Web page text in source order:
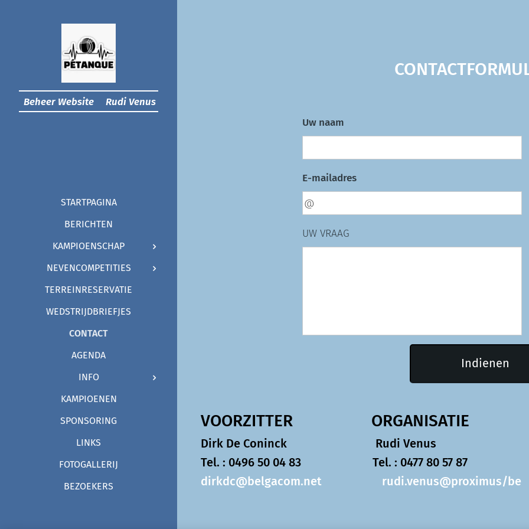
Beheer Website Rudi Venus
STARTPAGINA
BERICHTEN
KAMPIOENSCHAP
NEVENCOMPETITIES
TERREINRESERVATIE
WEDSTRIJDBRIEFJES
CONTACT
AGENDA
INFO
KAMPIOENEN
SPONSORING
LINKS
FOTOGALLERIJ
BEZOEKERS
Uw naam
E-mailadres
UW VRAAG
Indienen
VOORZITTER
Dirk De Coninck Rudi
Tel. : 0496 50 04 83
Tel. : 0477 80 57 87
dirkdc@belgacom.net
rudi.venus@proximus/be